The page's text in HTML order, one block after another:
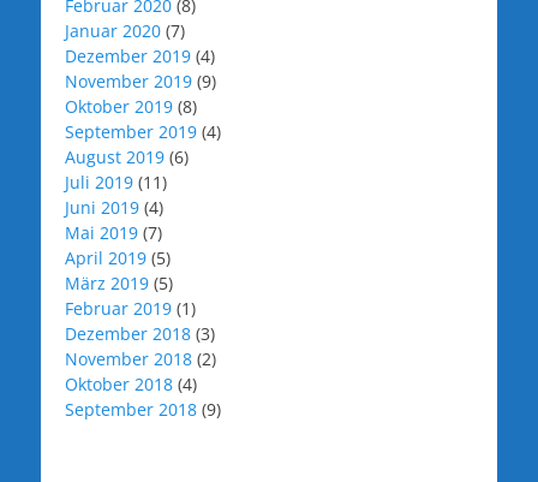
Februar 2020 (8)
Januar 2020 (7)
Dezember 2019 (4)
November 2019 (9)
Oktober 2019 (8)
September 2019 (4)
August 2019 (6)
Juli 2019 (11)
Juni 2019 (4)
Mai 2019 (7)
April 2019 (5)
März 2019 (5)
Februar 2019 (1)
Dezember 2018 (3)
November 2018 (2)
Oktober 2018 (4)
September 2018 (9)